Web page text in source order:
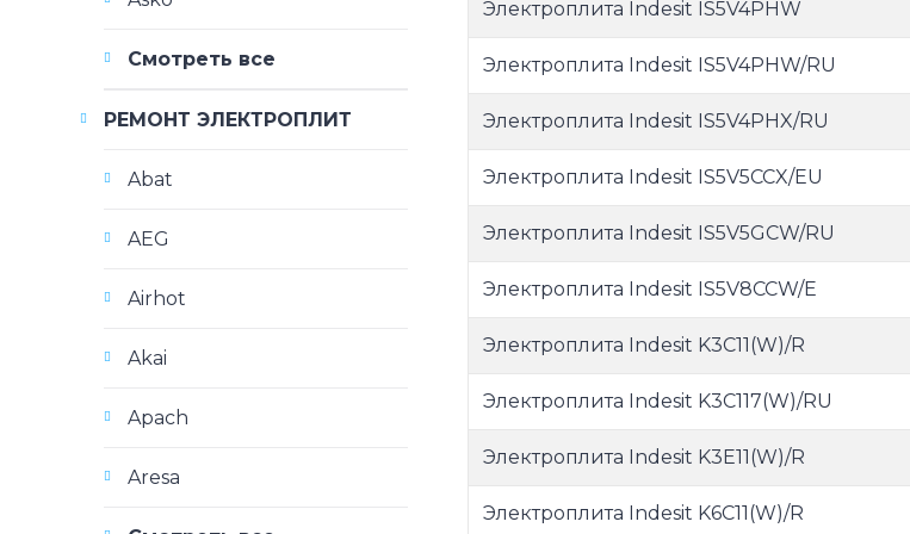
Электроплита Indesit IS5V4PHW
Электроплита Indesit IS5V4PHW/RU
Электроплита Indesit IS5V4PHX/RU
Электроплита Indesit IS5V5CCX/EU
Электроплита Indesit IS5V5GCW/RU
Электроплита Indesit IS5V8CCW/E
Электроплита Indesit K3C11(W)/R
Электроплита Indesit K3C117(W)/RU
Электроплита Indesit K3E11(W)/R
Электроплита Indesit K6C11(W)/R
Смотреть все
РЕМОНТ ЭЛЕКТРОПЛИТ
Abat
AEG
Airhot
Akai
Apach
Aresa